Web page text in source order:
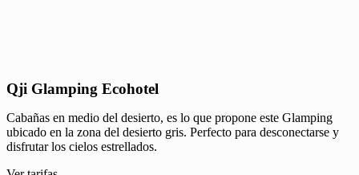
Qji Glamping Ecohotel
Cabañas en medio del desierto, es lo que propone este Glamping
ubicado en la zona del desierto gris. Perfecto para desconectarse y
disfrutar los cielos estrellados.